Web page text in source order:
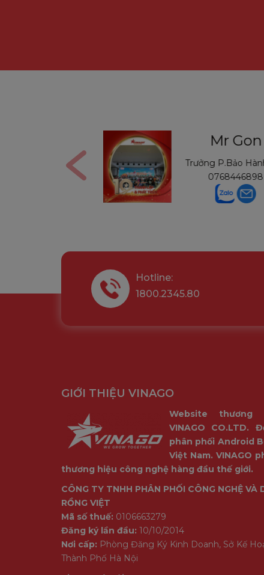
Mr Gon
Trưởng P.Bảo
0768446898
Hotline:
1800.2345.80
GIỚI THIỆU VINAGO
Website
VINAGO CO.LTD.
phân phối Android
Việt Nam. VINAGO
thương hiệu công nghệ hàng đầu thế giới.
CÔNG TY TNHH PHÂN PHỐI CÔNG NGHỆ VÀ
RỒNG VIỆT
Mã số thuế: 0106663279
Đăng ký lần đầu: 10/10/2014
Nơi cấp: Phòng Đăng Ký Kinh Doanh, Sở Kế
Thành Phố Hà Nội